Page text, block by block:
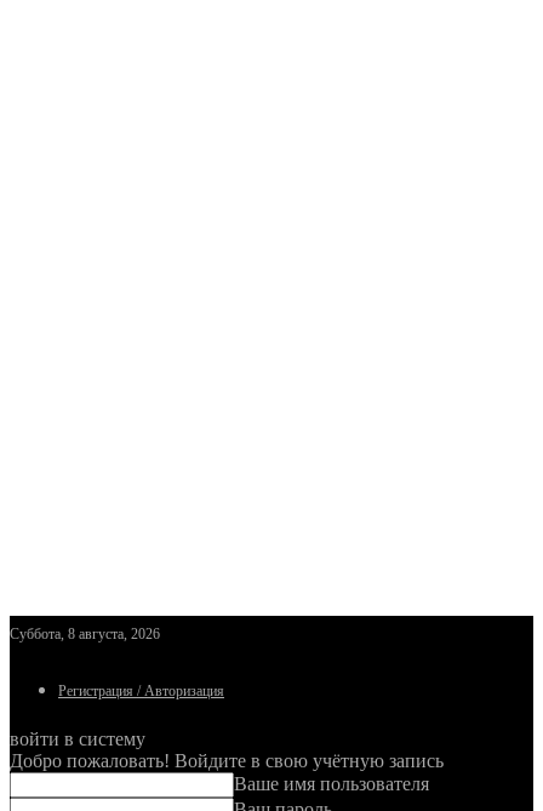
Суббота, 8 августа, 2026
Регистрация / Авторизация
войти в систему
Добро пожаловать! Войдите в свою учётную запись
Ваше имя пользователя